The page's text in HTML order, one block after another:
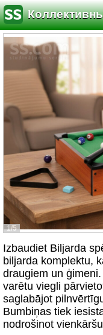
1/5
Izbaudiet Biljarda
biljarda komplektu,
draugiem un
varētu viegli
saglabājot
Bumbiņas tiek
nodrošinot